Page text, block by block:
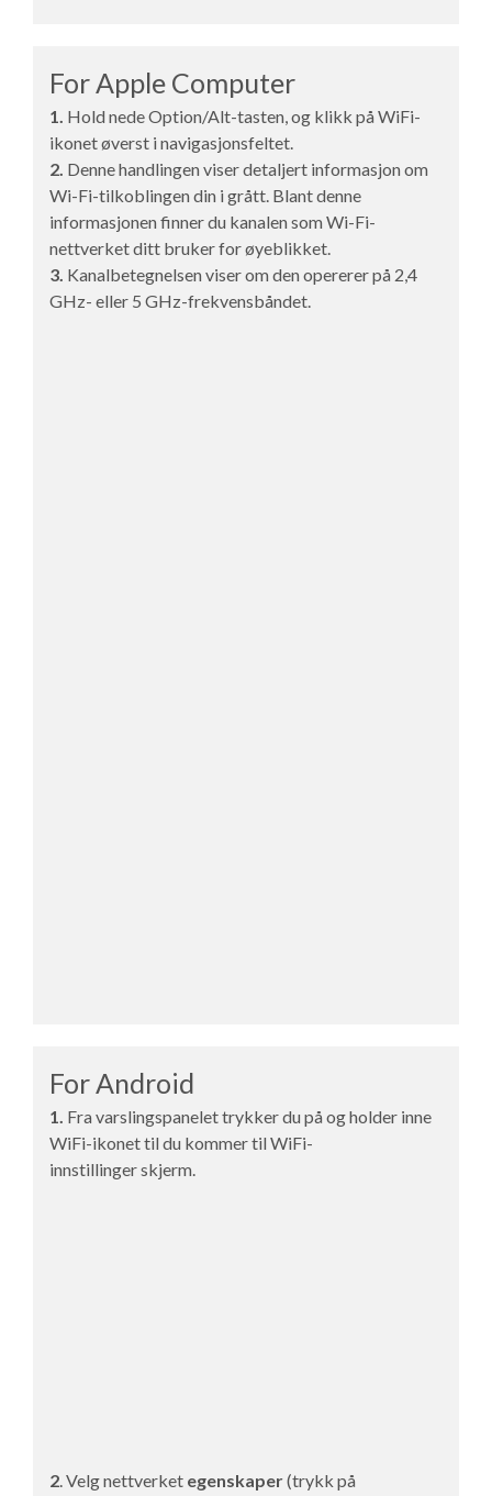
For Apple Computer
1. Hold nede Option/Alt-tasten, og klikk på WiFi-
ikonet øverst i navigasjonsfeltet.
2. Denne handlingen viser detaljert informasjon om
Wi-Fi-tilkoblingen din i grått. Blant denne
informasjonen finner du kanalen som Wi-Fi-
nettverket ditt bruker for øyeblikket.
3. Kanalbetegnelsen viser om den opererer på 2,4
GHz- eller 5 GHz-frekvensbåndet.
For Android
1. Fra varslingspanelet trykker du på og holder inne
WiFi-ikonet til du kommer tilWiFi-
innstillingerskjerm.
2. Velg nettverket egenskaper(trykk på